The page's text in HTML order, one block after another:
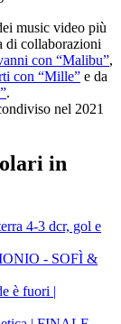
music video più
di collaborazioni
con “Malibu”,
con “Mille” e da
.
nel 2021
in
4-3 dcr, gol e
- SOFÌ &
è fuori |